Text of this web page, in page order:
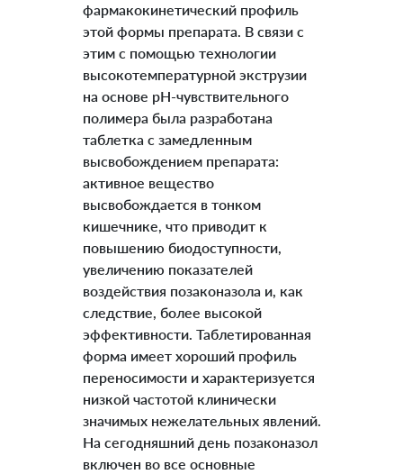
фармакокинетический профиль
этой формы препарата. В связи с
этим с помощью технологии
высокотемпературной экструзии
на основе рН-чувствительного
полимера была разработана
таблетка с замедленным
высвобождением препарата:
активное вещество
высвобождается в тонком
кишечнике, что приводит к
повышению биодоступности,
увеличению показателей
воздействия позаконазола и, как
следствие, более высокой
эффективности. Таблетированная
форма имеет хороший профиль
переносимости и характеризуется
низкой частотой клинически
значимых нежелательных явлений.
На сегодняшний день позаконазол
включен во все основные